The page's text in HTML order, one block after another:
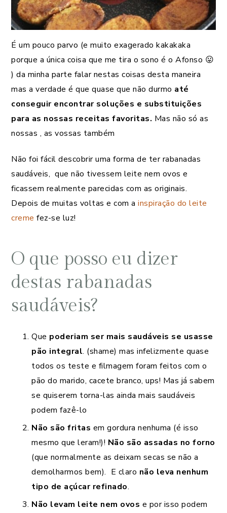
É um pouco parvo (e muito exagerado kakakaka
porque a única coisa que me tira o sono é o Afonso 😛
) da minha parte falar nestas coisas desta maneira
mas a verdade é que quase que não durmo até
conseguir encontrar soluções e substituições
para as nossas receitas favoritas. Mas não só as
nossas , as vossas também
Não foi fácil descobrir uma forma de ter rabanadas
saudáveis, que não tivessem leite nem ovos e
ficassem realmente parecidas com as originais.
Depois de muitas voltas e com a inspiração do leite
creme fez-se luz!
O que posso eu dizer
destas rabanadas
saudáveis?
Que poderiam ser mais saudáveis se usasse
pão integral. (shame) mas infelizmente quase
todos os teste e filmagem foram feitos com o
pão do marido, cacete branco, ups! Mas já sabem
se quiserem torna-las ainda mais saudáveis
podem fazê-lo
Não são fritas em gordura nenhuma (é isso
mesmo que leram!)! Não são assadas no forno
(que normalmente as deixam secas se não a
demolharmos bem). E claro não leva nenhum
tipo de açúcar refinado.
Não levam leite nem ovos e por isso podem